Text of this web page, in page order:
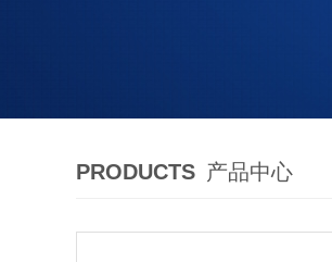
PRODUCTS 产品中心